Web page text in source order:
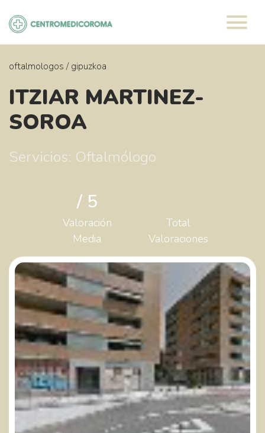
contenido
oftalmologos / gipuzkoa
ITZIAR MARTINEZ-
SOROA
Servicios: Oftalmólogo
/ 5
Valoración
Media
Total
Valoraciones